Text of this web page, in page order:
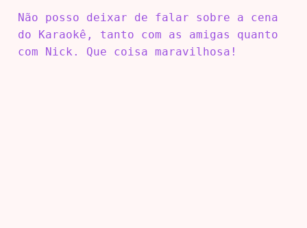
Não posso deixar de falar sobre a cena
do Karaokê, tanto com as amigas quanto
com Nick. Que coisa maravilhosa!